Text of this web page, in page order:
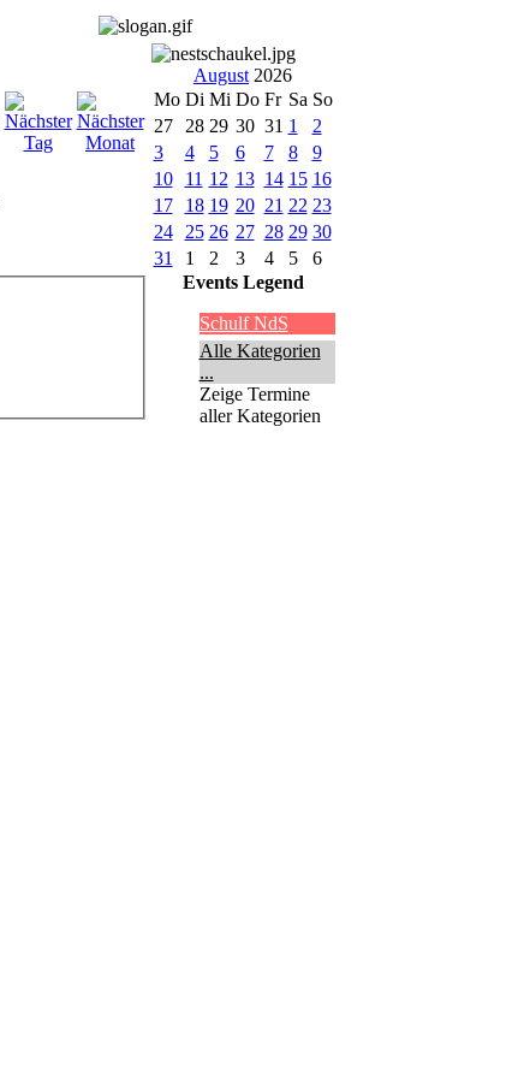
August 2026
Mo Di Mi Do Fr Sa So
27
28 29 30 31 1
2
3
4 5 6 7 8
9
10
11 12 13 14 15 16
17
18 19 20 21 22 23
24
25 26 27 28 29 30
31
1 2 3 4 5
6
Events Legend
Schulf NdS
Alle Kategorien
...
Zeige Termine
aller Kategorien